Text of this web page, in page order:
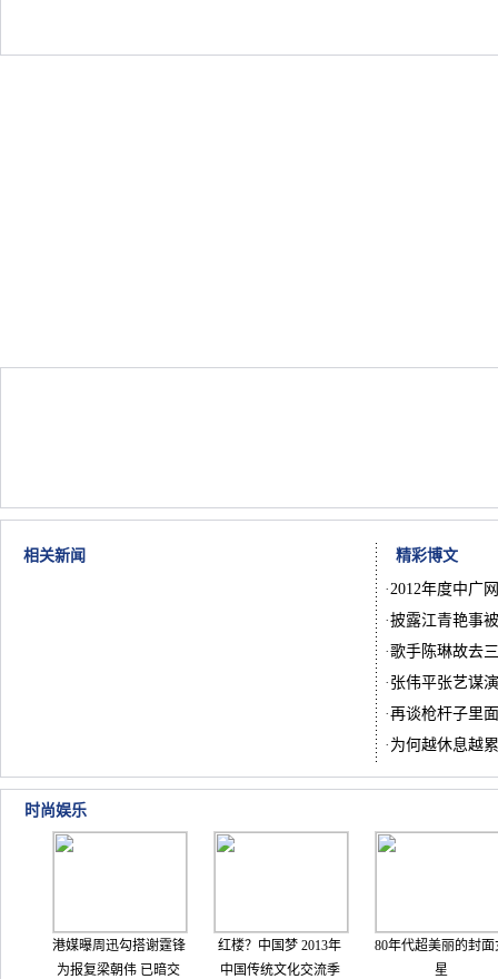
相关新闻
精彩博文
·2012年度中广
·披露江青艳事
·歌手陈琳故去
· 张伟平张艺谋
·再谈枪杆子里
· 为何越休息越
时尚娱乐
港媒曝周迅勾搭谢霆锋
为报复梁朝伟 已暗交
红楼？中国梦 2013年
中国传统文化交流季
80年代超美丽的封面
星